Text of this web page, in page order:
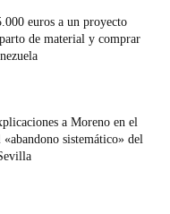
euros a un proyecto
de material y comprar
a Moreno en el
sistemático» del